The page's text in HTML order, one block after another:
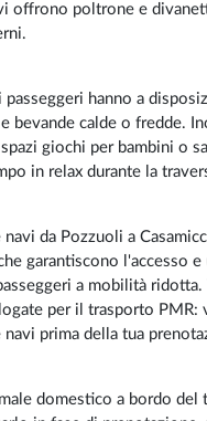
offrono poltrone e
hanno a
bevande calde o fredde.
giochi per bambini o
in relax durante la
navi da Pozzuoli a
garantiscono l'accesso e
a mobilità ridotta.
per il trasporto PMR:
prima della tua
domestico a bordo del